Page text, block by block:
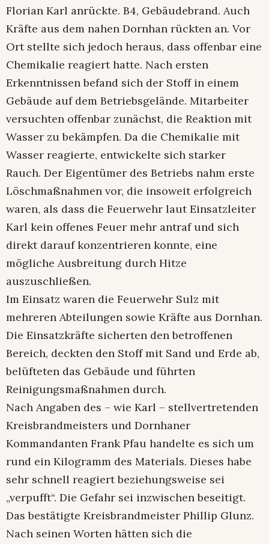
Florian Karl anrückte. B4, Gebäudebrand. Auch
Kräfte aus dem nahen Dornhan rückten an. Vor
Ort stellte sich jedoch heraus, dass offenbar eine
Chemikalie reagiert hatte. Nach ersten
Erkenntnissen befand sich der Stoff in einem
Gebäude auf dem Betriebsgelände. Mitarbeiter
versuchten offenbar zunächst, die Reaktion mit
Wasser zu bekämpfen. Da die Chemikalie mit
Wasser reagierte, entwickelte sich starker
Rauch. Der Eigentümer des Betriebs nahm erste
Löschmaßnahmen vor, die insoweit erfolgreich
waren, als dass die Feuerwehr laut Einsatzleiter
Karl kein offenes Feuer mehr antraf und sich
direkt darauf konzentrieren konnte, eine
mögliche Ausbreitung durch Hitze
auszuschließen.
Im Einsatz waren die Feuerwehr Sulz mit
mehreren Abteilungen sowie Kräfte aus Dornhan.
Die Einsatzkräfte sicherten den betroffenen
Bereich, deckten den Stoff mit Sand und Erde ab,
belüfteten das Gebäude und führten
Reinigungsmaßnahmen durch.
Nach Angaben des – wie Karl – stellvertretenden
Kreisbrandmeisters und Dornhaner
Kommandanten Frank Pfau handelte es sich um
rund ein Kilogramm des Materials. Dieses habe
sehr schnell reagiert beziehungsweise sei
„verpufft“. Die Gefahr sei inzwischen beseitigt.
Das bestätigte Kreisbrandmeister Phillip Glunz.
Nach seinen Worten hätten sich die